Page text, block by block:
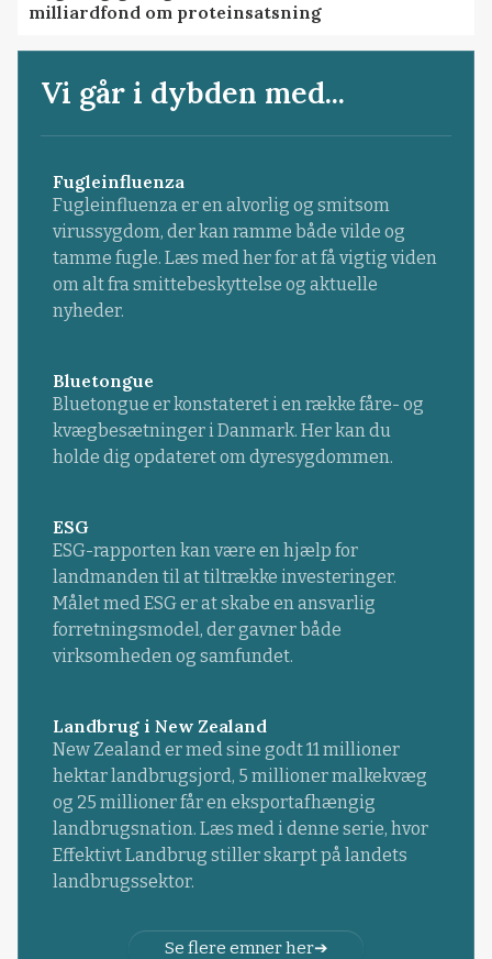
milliardfond om proteinsatsning
Vi går i dybden med...
Fugleinfluenza
Fugleinfluenza er en alvorlig og smitsom
virussygdom, der kan ramme både vilde og
tamme fugle. Læs med her for at få vigtig viden
om alt fra smittebeskyttelse og aktuelle
nyheder.
Bluetongue
Bluetongue er konstateret i en række fåre- og
kvægbesætninger i Danmark. Her kan du
holde dig opdateret om dyresygdommen.
ESG
ESG-rapporten kan være en hjælp for
landmanden til at tiltrække investeringer.
Målet med ESG er at skabe en ansvarlig
forretningsmodel, der gavner både
virksomheden og samfundet.
Landbrug i New Zealand
New Zealand er med sine godt 11 millioner
hektar landbrugsjord, 5 millioner malkekvæg
og 25 millioner får en eksportafhængig
landbrugsnation. Læs med i denne serie, hvor
Effektivt Landbrug stiller skarpt på landets
landbrugssektor.
Se flere emner her